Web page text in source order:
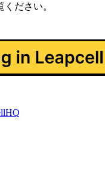
ください。